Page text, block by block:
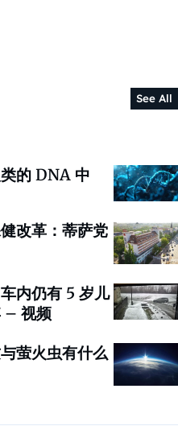
See All
的 DNA 中
改革：蒂萨党
内仍有 5 岁儿
– 视频
萤火虫有什么